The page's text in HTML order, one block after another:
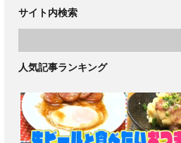
サイト内検索
人気記事ランキング